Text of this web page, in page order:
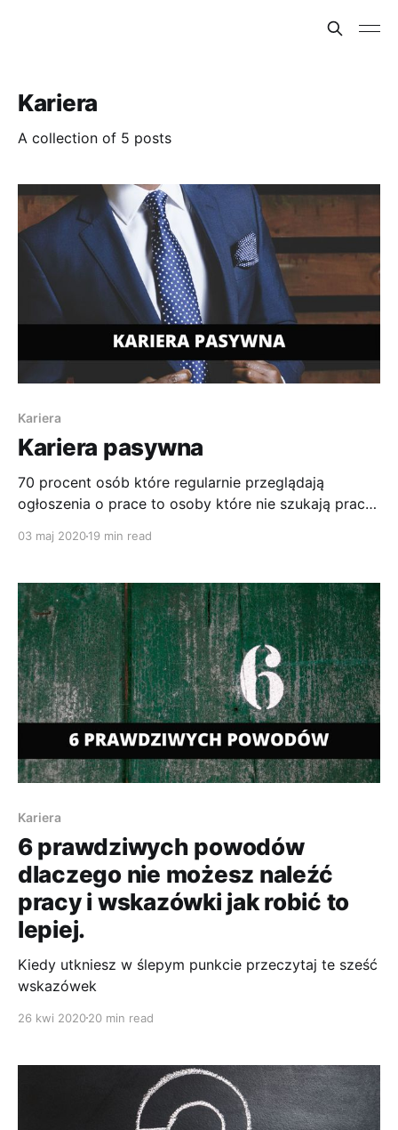
Kariera
A collection of 5 posts
Kariera
Kariera pasywna
70 procent osób które regularnie przeglądają
ogłoszenia o prace to osoby które nie szukają pracy.
przytrafiłaby się bardzo dobra okazja.
03 maj 202019 min read
Kariera
6 prawdziwych powodów
dlaczego nie możesz naleźć
pracy i wskazówki jak robić to
lepiej.
Kiedy utkniesz w ślepym punkcie przeczytaj te sześć
wskazówek
26 kwi 202020 min read